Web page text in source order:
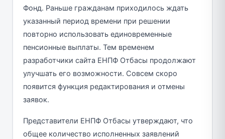
Фонд. Раньше гражданам приходилось ждать
указанный период времени при решении
повторно использовать единовременные
пенсионные выплаты. Тем временем
разработчики сайта ЕНПФ Отбасы продолжают
улучшать его возможности. Совсем скоро
появится функция редактирования и отмены
заявок.
Представители ЕНПФ Отбасы утверждают, что
общее количество исполненных заявлений